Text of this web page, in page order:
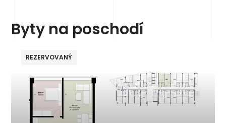
Byty na poschodí
REZERVOVANÝ